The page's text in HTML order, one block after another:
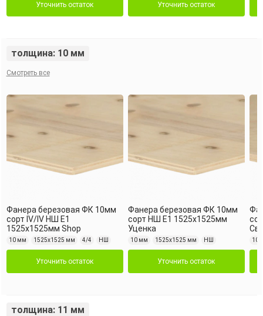
Уточнить остаток Уточнить остаток
толщина: 10 мм
Смотреть все
Фанера березовая ФК 10мм
сорт IV/IV НШ Е1
1525х1525мм Shop
10 мм 1525х1525 мм 4/4 НШ
Уточнить остаток
Фанера березовая ФК 10мм
сорт НШ Е1 1525х1525мм
Уценка
10 мм 1525х1525 мм НШ
Уточнить остаток
10
толщина: 11 мм